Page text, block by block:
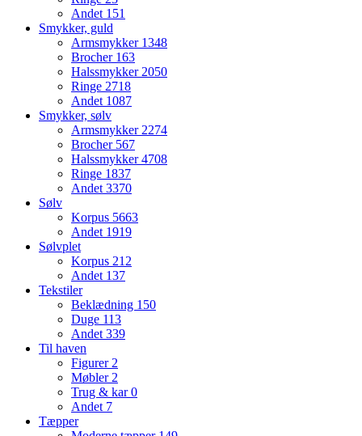
Andet 151
Smykker, guld
Armsmykker 1348
Brocher 163
Halssmykker 2050
Ringe 2718
Andet 1087
Smykker, sølv
Armsmykker 2274
Brocher 567
Halssmykker4708
Ringe 1837
Andet 3370
Sølv
Korpus 5663
Andet 1919
Sølvplet
Korpus 212
Andet 137
Tekstiler
Beklædning 150
Duge 113
Andet 339
Til haven
Figurer 2
Møbler 2
Trug & kar0
Andet 7
Tæpper